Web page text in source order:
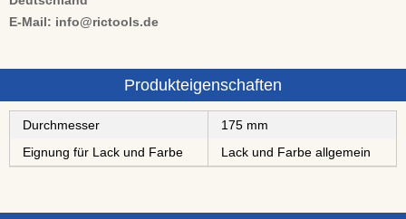
E-Mail: info@rictools.de
Produkteigenschaften
Durchmesser
175 mm
Eignung für Lack und Farbe
Lack und Farbe allgemein